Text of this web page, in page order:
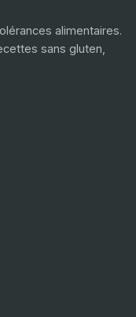
alimentaires.
sans gluten,